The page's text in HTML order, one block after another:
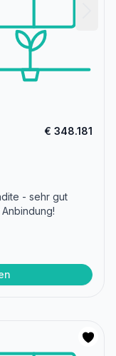
€ 348.181
- sehr gut